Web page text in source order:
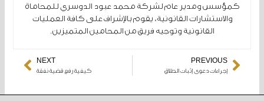
كمؤسس ومدير عام لشركة محمد عبود الدوسري للمحاماة
والاستشارات القانونية، يقوم بالإشراف على كافة العمليات
القانونية وتوجيه فريق من المحامين المتميزين.
PREVIOUS
إجراءات دعوى إثبات الطلاق
NEXT
كيفية رفع قضية نفقة
Next